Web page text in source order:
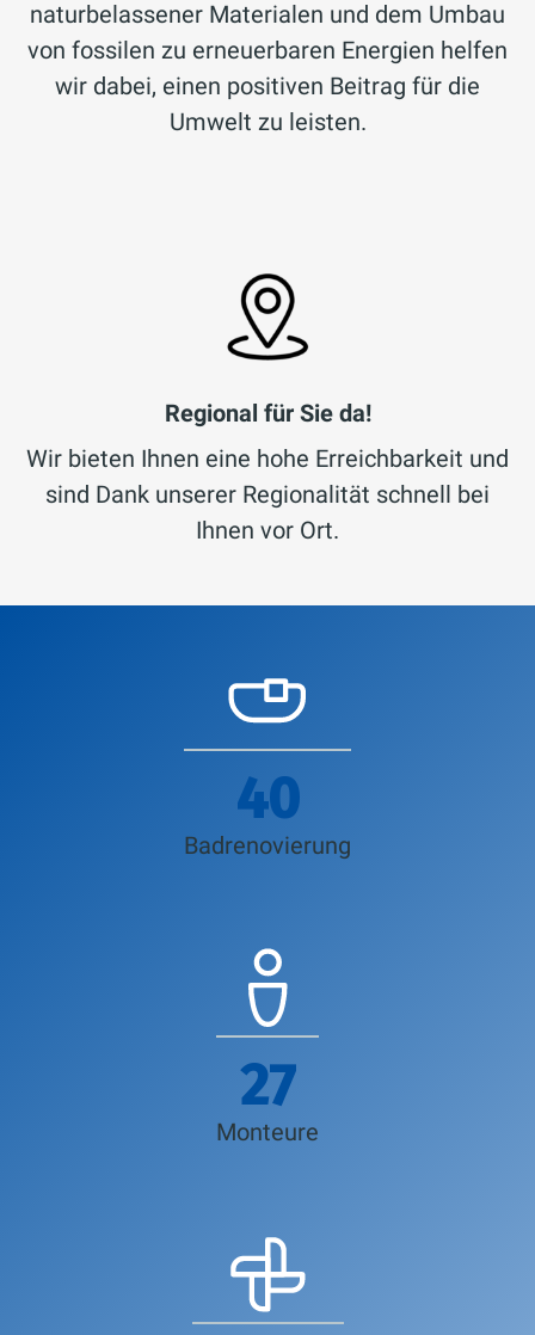
naturbelassener Materialen und dem Umbau
von fossilen zu erneuerbaren Energien helfen
wir dabei, einen positiven Beitrag für die
Umwelt zu leisten.
Regional für Sie da!
Wir bieten Ihnen eine hohe Erreichbarkeit und
sind Dank unserer Regionalität schnell bei
Ihnen vor Ort.
44
Badrenovierung
30
Monteure